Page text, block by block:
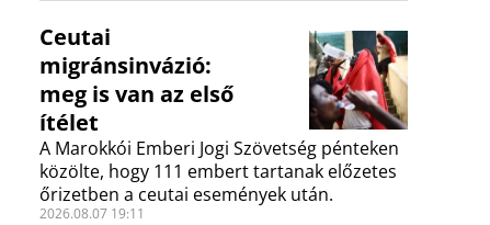
Ceutai
migránsinvázió:
meg is van az első
ítélet
A Marokkói Emberi Jogi Szövetség pénteken
közölte, hogy 111 embert tartanak előzetes
őrizetben a ceutai események után.
2026.08.07 19:11